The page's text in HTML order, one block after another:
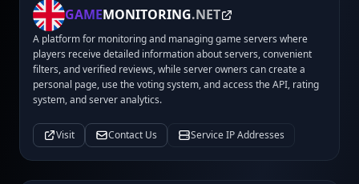
GAMEMONITORING.NET
A platform for monitoring and managing game servers where
players receive detailed information about servers, convenient
filters, and verified reviews, while server owners can create a
personal page, use the voting system, and access the API, rating
system, and server analytics.
Visit Contact Us Service IP Addresses